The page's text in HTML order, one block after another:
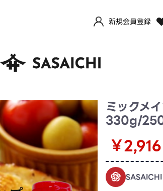
新規会員登録
ミックメ
330g/
￥2,916
SASAICHI